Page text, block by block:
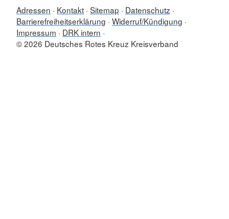
Adressen Kontakt Sitemap
Datenschutz
Barrierefreiheitserklärung Widerruf/Kündigung
Impressum
DRK intern
© 2026 Deutsches Rotes Kreuz Kreisverband